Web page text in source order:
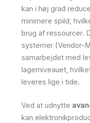
kan i høj grad
minimere spild,
brug af ressourcer.
systemer (Vendor-
samarbejdet med
lagerniveauet,
leveres lige i tide.
Ved at udnytte
kan